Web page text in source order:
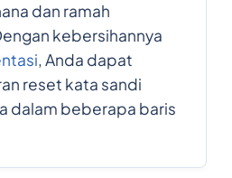
dan ramah
kebersihannya
, Anda dapat
reset kata sandi
dalam beberapa baris